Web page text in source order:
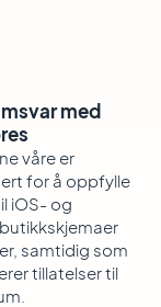
med
våre er
for å oppfylle
iOS- og
samtidig som
tillatelser til